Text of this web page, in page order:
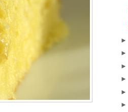
►
►
►
►
►
►